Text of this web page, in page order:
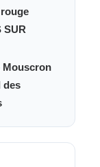
SUR
Mouscron
des